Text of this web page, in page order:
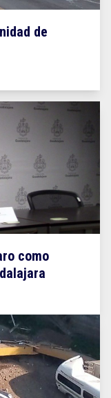
de
como